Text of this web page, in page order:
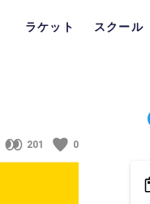
ラケット スクール
201 0